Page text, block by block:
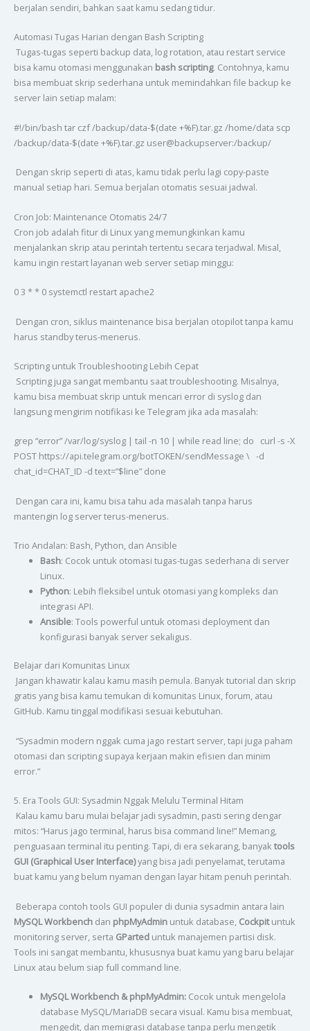
berjalan sendiri, bahkan saat kamu sedang tidur.
Automasi Tugas Harian dengan Bash Scripting
Tugas-tugas seperti backup data, log rotation, atau restart service
bisa kamu otomasi menggunakan bash scripting. Contohnya, kamu
bisa membuat skrip sederhana untuk memindahkan file backup ke
server lain setiap malam:
#!/bin/bash tar czf /backup/data-$(date +%F).tar.gz /home/data scp
/backup/data-$(date +%F).tar.gz user@backupserver:/backup/
Dengan skrip seperti di atas, kamu tidak perlu lagi copy-paste
manual setiap hari. Semua berjalan otomatis sesuai jadwal.
Cron Job: Maintenance Otomatis 24/7
Cron job adalah fitur di Linux yang memungkinkan kamu
menjalankan skrip atau perintah tertentu secara terjadwal. Misal,
kamu ingin restart layanan web server setiap minggu:
0 3 * * 0 systemctl restart apache2
Dengan cron, siklus maintenance bisa berjalan otopilot tanpa kamu
harus standby terus-menerus.
Scripting untuk Troubleshooting Lebih Cepat
Scripting juga sangat membantu saat troubleshooting. Misalnya,
kamu bisa membuat skrip untuk mencari error di syslog dan
langsung mengirim notifikasi ke Telegram jika ada masalah:
grep “error” /var/log/syslog | tail -n 10 | while read line; do curl -s -X
POST https://api.telegram.org/botTOKEN/sendMessage \ -d
chat_id=CHAT_ID -d text=”$line” done
Dengan cara ini, kamu bisa tahu ada masalah tanpa harus
mantengin log server terus-menerus.
Trio Andalan: Bash, Python, dan Ansible
Bash: Cocok untuk otomasi tugas-tugas sederhana di server
Linux.
Python: Lebih fleksibel untuk otomasi yang kompleks dan
integrasi API.
Ansible: Tools powerful untuk otomasi deployment dan
konfigurasi banyak server sekaligus.
Belajar dari Komunitas Linux
Jangan khawatir kalau kamu masih pemula. Banyak tutorial dan skrip
gratis yang bisa kamu temukan di komunitas Linux, forum, atau
GitHub. Kamu tinggal modifikasi sesuai kebutuhan.
“Sysadmin modern nggak cuma jago restart server, tapi juga paham
otomasi dan scripting supaya kerjaan makin efisien dan minim
error.”
5. Era Tools GUI: Sysadmin Nggak Melulu Terminal Hitam
Kalau kamu baru mulai belajar jadi sysadmin, pasti sering dengar
mitos: “Harus jago terminal, harus bisa command line!” Memang,
penguasaan terminal itu penting. Tapi, di era sekarang, banyak tools
GUI (Graphical User Interface)yang bisa jadi penyelamat, terutama
buat kamu yang belum nyaman dengan layar hitam penuh perintah.
Beberapa contoh tools GUI populer di dunia sysadmin antara lain
MySQL Workbenchdan phpMyAdminuntuk database, Cockpituntuk
monitoring server, serta GParteduntuk manajemen partisi disk.
Tools ini sangat membantu, khususnya buat kamu yang baru belajar
Linux atau belum siap full command line.
MySQL Workbench & phpMyAdmin:Cocok untuk mengelola
database MySQL/MariaDB secara visual. Kamu bisa membuat,
mengedit, dan memigrasi database tanpa perlu mengetik